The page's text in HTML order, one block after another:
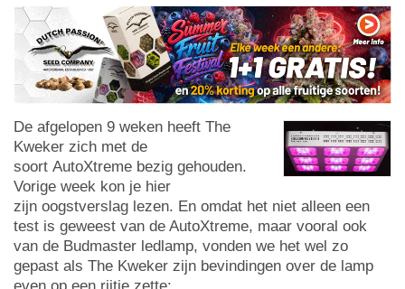
De afgelopen 9 weken heeft The
Kweker zich met de
soort AutoXtreme bezig gehouden.
Vorige week kon je hier
zijn oogstverslag lezen. En omdat het niet alleen een
test is geweest van de AutoXtreme, maar vooral ook
van de Budmaster ledlamp, vonden we het wel zo
gepast als The Kweker zijn bevindingen over de lamp